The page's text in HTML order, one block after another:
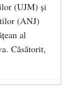
(UJM) şi
(ANJ)
al
Căsătorit,